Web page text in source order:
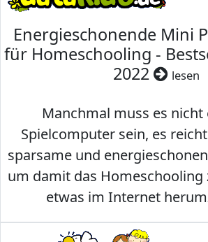
Energieschonende Mini
für Homeschooling -
2022
lesen
Manchmal muss es nicht
Spielcomputer sein, es
sparsame und
um damit das Homeschooling
etwas im Internet